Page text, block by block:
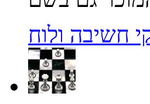
חשיבה ולוח